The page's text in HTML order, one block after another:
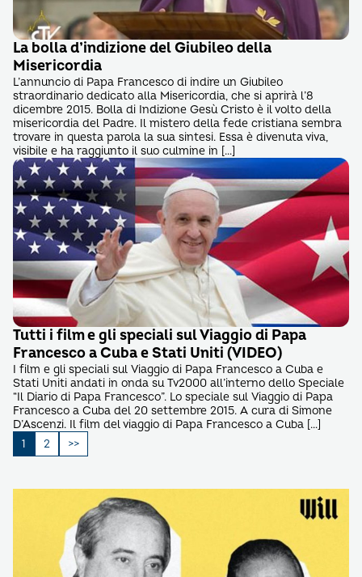
La bolla d’indizione del Giubileo della
Misericordia
L’annuncio di Papa Francesco di indire un Giubileo
straordinario dedicato alla Misericordia, che si aprirà l’8
dicembre 2015. Bolla di Indizione Gesù Cristo è il volto della
misericordia del Padre. Il mistero della fede cristiana sembra
trovare in questa parola la sua sintesi. Essa è divenuta viva,
visibile e ha raggiunto il suo culmine in […]
Tutti i film e gli speciali sul Viaggio di Papa
Francesco a Cuba e Stati Uniti (VIDEO)
I film e gli speciali sul Viaggio di Papa Francesco a Cuba e
Stati Uniti andati in onda su Tv2000 all’interno dello Speciale
“Il Diario di Papa Francesco”. Lo speciale sul Viaggio di Papa
Francesco a Cuba del 20 settembre 2015. A cura di Simone
D’Ascenzi. Il film del viaggio di Papa Francesco a Cuba […]
Paginazione
degli
1 2